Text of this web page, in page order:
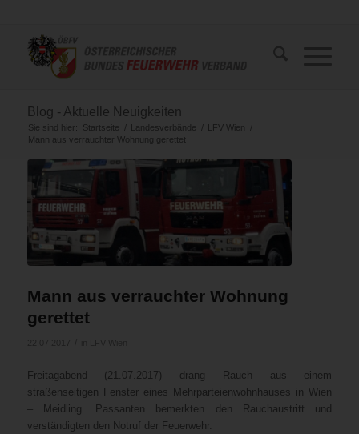
Blog - Aktuelle Neuigkeiten
Sie sind hier: Startseite / Landesverbände / LFV Wien
/
Mann aus verrauchter Wohnung gerettet
Mann aus verrauchter Wohnung
gerettet
Freitagabend (21.07.2017) drang Rauch aus einem
straßenseitigen Fenster eines Mehrparteienwohnhauses in Wien
– Meidling. Passanten bemerkten den Rauchaustritt und
verständigten den Notruf der Feuerwehr.